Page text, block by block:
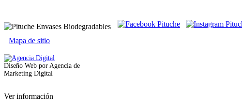
Ver información
Mapa de sitio
Diseño Web por Agencia de
Marketing Digital